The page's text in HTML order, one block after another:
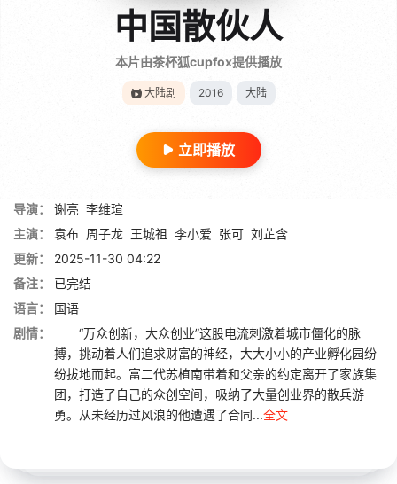
中国散伙人
本片由茶杯狐cupfox提供播放
大陆剧 2016 大陆
立即播放
导演： 谢亮 李维瑄
主演：
袁布 周子龙 王城祖 李小爱 张可 刘芷含
更新：
2025-11-30 04:22
备注：
已完结
语言：
国语
剧情：
“万众创新，大众创业”这股电流刺激着城市僵化的脉
搏，挑动着人们追求财富的神经，大大小小的产业孵化园纷
纷拔地而起。富二代苏植南带着和父亲的约定离开了家族集
团，打造了自己的众创空间，吸纳了大量创业界的散兵游
勇。从未经历过风浪的他遭遇了合同...全文